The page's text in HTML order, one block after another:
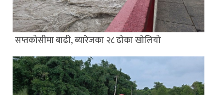
सप्तकोसीमा बाढी, ब्यारेजका २८ ढोका खोलियो